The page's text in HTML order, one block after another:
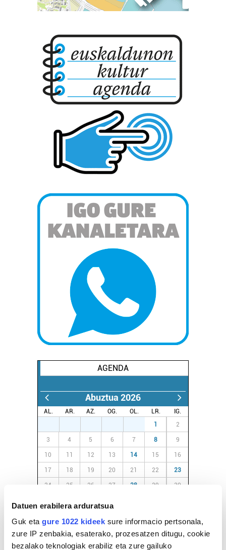
Datuen erabilera arduratsua
Guk eta gure 1022 kideek sure informacio pertsonala,
zure IP zenbakia, esaterako, prozesatzen ditugu, cookie
bezalako teknologiak erabiliz eta zure gailuko
AGENDA
Abuztua 2026
AL. AR. AZ. OG. OL. LR.
IG.
1 2
3 4 5 6 7 8 9
10 11 12 13 14 15 16
17 18 19 20 21 22 23
24 25 26 27 28 29 30
EGURALDIA